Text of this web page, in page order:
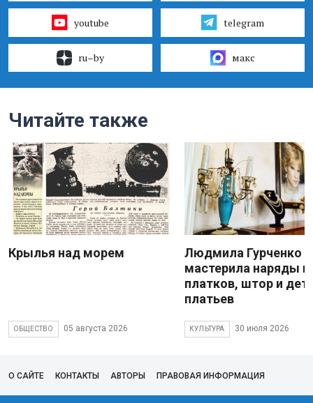
youtube telegram
ru–by макс
Читайте также
Крылья над морем
ОБЩЕСТВО 05 августа 2026
Людмила Гурченко
мастерила наряды
платков, штор и
платьев
КУЛЬТУРА 30 июля 2026
О САЙТЕ КОНТАКТЫ АВТОРЫ ПРАВОВАЯ ИНФОРМАЦИЯ